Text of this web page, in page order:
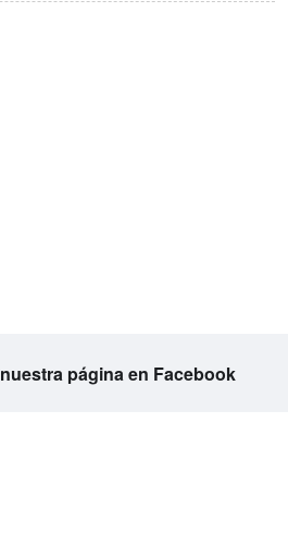
nuestra página en Facebook